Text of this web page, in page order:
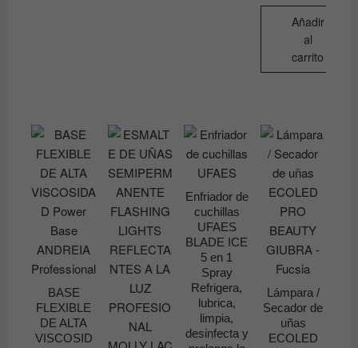
se
pueden
elegir
en
de
producto
en
la
página
de
producto
Añadir
al
carrito
BASE
FLEXIBLE
DE ALTA
VISCOSID
Enfriador de
cuchillas
UFAES
BLADE ICE
5 en 1
Spray
Refrigera,
lubrica,
limpia,
desinfecta y
Lámpara /
Secador de
uñas
ECOLED